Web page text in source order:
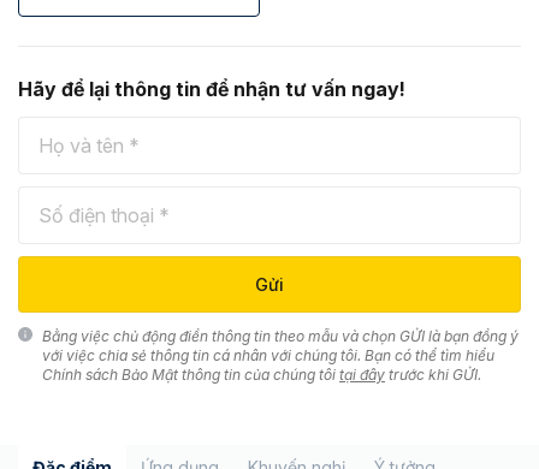
Hãy để lại thông tin để nhận tư vấn ngay!
Bằng việc chủ động điền thông tin theo mẫu và chọn GỬI là bạn đồng ý
với việc chia sẻ thông tin cá nhân với chúng tôi. Bạn có thể tìm hiểu
Chính sách Bảo Mật thông tin của chúng tôi tại đây trước khi GỬI.